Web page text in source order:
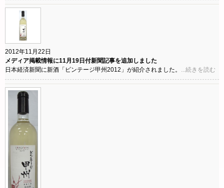
2012年11月22日
メディア掲載情報に11月19日付新聞記事を追加しました
日本経済新聞に新酒「ビンテージ甲州2012」が紹介されました。
...続きを読む